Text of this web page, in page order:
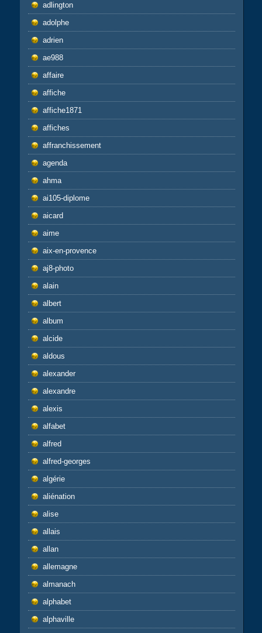
adlington
adolphe
adrien
ae988
affaire
affiche
affiche1871
affiches
affranchissement
agenda
ahma
ai105-diplome
aicard
aime
aix-en-provence
aj8-photo
alain
albert
album
alcide
aldous
alexander
alexandre
alexis
alfabet
alfred
alfred-georges
algérie
aliénation
alise
allais
allan
allemagne
almanach
alphabet
alphaville